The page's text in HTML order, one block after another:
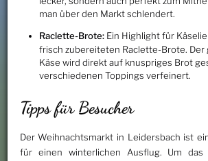
man über den Markt schlendert.
Raclette-Brote:Ein Highlight für
frisch zubereiteten Raclette-Brote. Der
Käse wird direkt auf knuspriges Brot
verschiedenen Toppings verfeinert.
Tipps für Besucher
Der Weihnachtsmarkt in Leidersbach ist
für einen winterlichen Ausflug. Um